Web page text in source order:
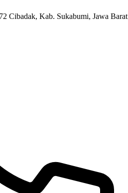
Cibadak, Kab. Sukabumi, Jawa Barat